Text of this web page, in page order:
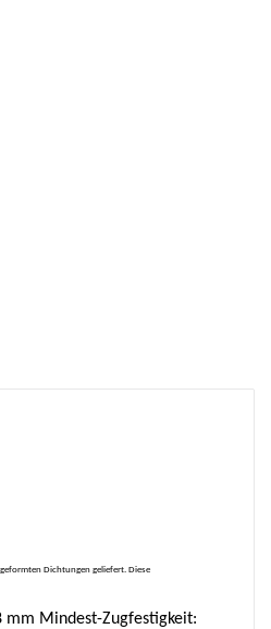
Dichtungen geliefert. Diese
mm Mindest-Zugfestigkeit: